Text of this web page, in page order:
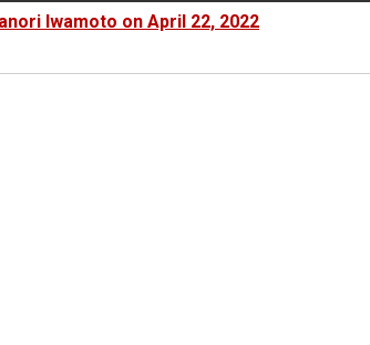
Iwamoto on April 22, 2022